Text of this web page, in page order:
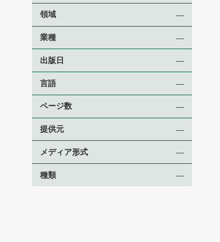
領域
業種
出版日
言語
ページ数
提供元
メディア形式
種類